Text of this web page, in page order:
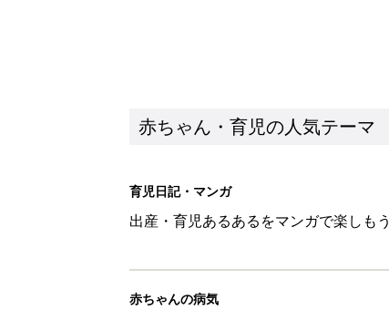
赤ちゃん・育児の人気テーマ
育児日記・マンガ
出産・育児あるあるをマンガで楽しもう
赤ちゃんの病気